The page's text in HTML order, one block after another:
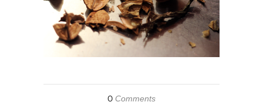
0 Comments